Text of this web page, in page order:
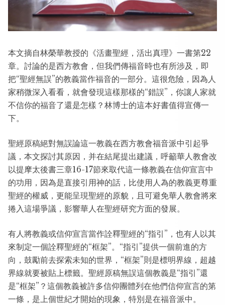
本文摘自林榮華教授的《活畫聖經，活出真理》一書第22
章。討論的是西方教會，但我們傳福音時也有所涉及，即
把“聖經無誤”的教義當作福音的一部分。這很危險，因為人
家稍微深入看看，就會發現這樣那樣的“錯誤”，你讓人家就
不信你的福音了還是怎樣？林博士的這本好書值得宣傳一
下。
聖經原稿絕對無誤論這一教義在西方教會福音派中引起爭
議，本文探討其原因，并在結尾提出建議，呼籲華人教會改
以提摩太後書三章16-17節來取代這一條教義在信仰宣言中
的功用，因為是直接引用神的話，比使用人為的教義更尊重
聖經的權威，更能呈現聖經的原貌，且可避免華人教會將來
捲入這場爭議，影響華人在聖經研究方面的發展。
有人將教義或信仰宣言當作詮釋聖經的“指引”，也有人以其
來制定一個詮釋聖經的“框架”。“指引”提供一個前進的方
向，鼓勵前去探索未知的世界，“框架”則是標明界線，超越
界線就要被貼上標籤。聖經原稿無誤這個教義是“指引”還
是“框架”？這個教義被許多信仰團體列在他們信仰宣言的第
一條，是上個世紀才開始的現象，特別是在福音派中。